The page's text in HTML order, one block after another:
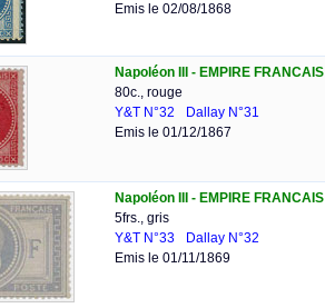
Emis le 02/08/1868
Napoléon III - EMPIRE FRANCAIS
80c., rouge
Y&T N°32
Dallay N°31
Emis le 01/12/1867
Napoléon III - EMPIRE FRANCAIS
5frs., gris
Y&T N°33
Dallay N°32
Emis le 01/11/1869